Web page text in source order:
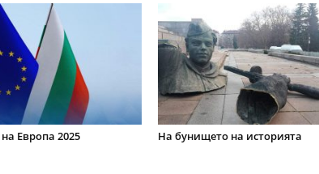
Европа 2025 На бунището на историята